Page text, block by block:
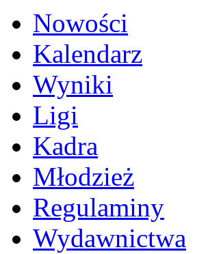
Nowości
Kalendarz
Wyniki
Ligi
Kadra
Młodzież
Regulaminy
Wydawnictwa